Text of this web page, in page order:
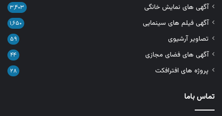
آگهی های نمایش خانگی ۳,۴۰۳
آگهی فیلم های سینمایی ۱,۶۵۰
تصاویر آرشیوی ۵۹
آگهی های فضای مجازی ۴۴
پروژه های افترافکت ۲۸
تماس باما